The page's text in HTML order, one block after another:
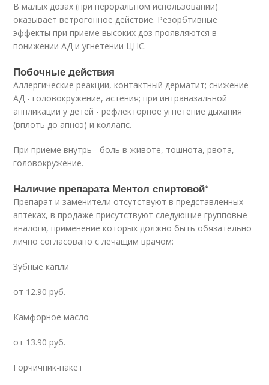
В малых дозах (при пероральном использовании)
оказывает ветрогонное действие. Резорбтивные
эффекты при приеме высоких доз проявляются в
понижении АД и угнетении ЦНС.
Побочные действия
Аллергические реакции, контактный дерматит; снижение
АД - головокружение, астения; при интраназальной
аппликации у детей - рефлекторное угнетение дыхания
(вплоть до апноэ) и коллапс.
При приеме внутрь - боль в животе, тошнота, рвота,
головокружение.
Наличие препарата Ментол спиртовой*
Препарат и заменители отсутствуют в представленных
аптеках, в продаже присутствуют следующие групповые
аналоги, применение которых должно быть обязательно
лично согласовано с лечащим врачом:
Зубные капли
от 12.90 руб.
Камфорное масло
от 13.90 руб.
Горчичник-пакет